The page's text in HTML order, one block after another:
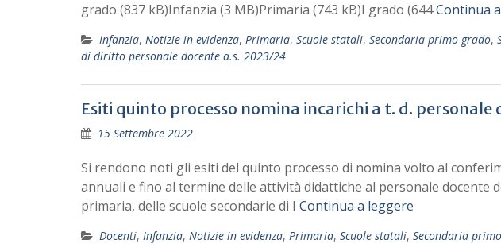
grado (837 kB)Infanzia (3 MB)Primaria (743 kB)I grado (644Continua
Infanzia, Notizie in evidenza, Primaria, Scuole statali, Secondaria primo grado,
di diritto personale docente a.s. 2023/24
Esiti quinto processo nomina incarichi a t. d. personale
15 Settembre 2022
Si rendono noti gli esiti del quinto processo di nomina volto al
annuali e fino al termine delle attività didattiche al personale docente
primaria, delle scuole secondarie di I Continua a leggere
Docenti, Infanzia, Notizie in evidenza, Primaria, Scuole statali, Secondaria